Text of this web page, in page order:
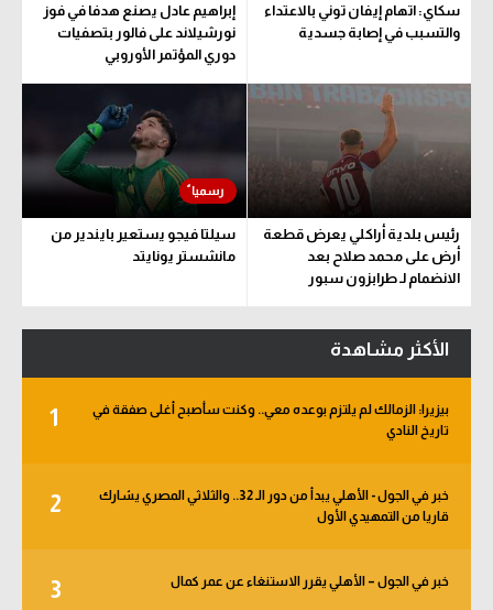
سكاي: اتهام إيفان توني بالاعتداء
والتسبب في إصابة جسدية
إبراهيم عادل يصنع هدفا في فوز
نورشيلاند على فالور بتصفيات
دوري المؤتمر الأوروبي
رئيس بلدية أراكلي يعرض قطعة
أرض على محمد صلاح بعد
الانضمام لـ طرابزون سبور
سيلتا فيجو يستعير بايندير من
مانشستر يونايتد
الأكثر مشاهدة
1
بيزيرا: الزمالك لم يلتزم بوعده معي.. وكنت سأصبح أغلى صفقة في
تاريخ النادي
2
خبر في الجول - الأهلي يبدأ من دور الـ 32.. والثلاثي المصري يشارك
قاريا من التمهيدي الأول
3 خبر في الجول – الأهلي يقرر الاستنغاء عن عمر كمال